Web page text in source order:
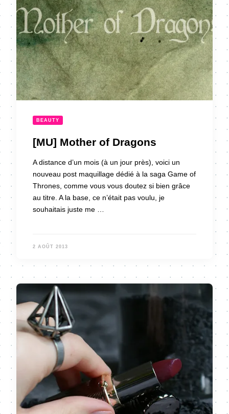
BEAUTY
[MU] Mother of Dragons
A distance d’un mois (à un jour près), voici un
nouveau post maquillage dédié à la saga Game of
Thrones, comme vous vous doutez si bien grâce
au titre. A la base, ce n’était pas voulu, je
souhaitais juste me …
2 AOÛT 2013